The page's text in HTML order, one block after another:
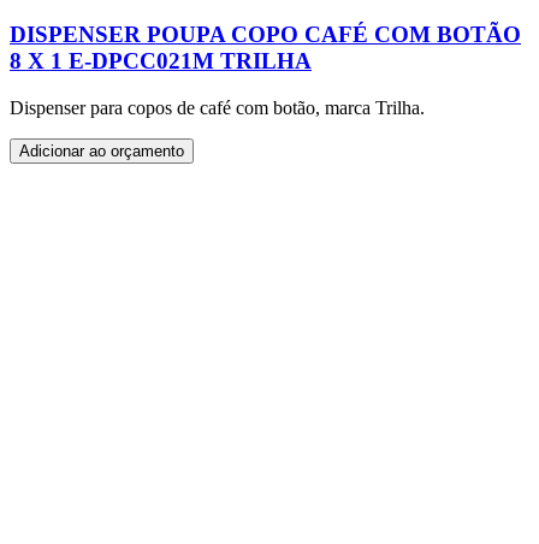
DISPENSER POUPA COPO CAFÉ COM BOTÃO
8 X 1 E-DPCC021M TRILHA
Dispenser para copos de café com botão, marca Trilha.
Adicionar ao orçamento